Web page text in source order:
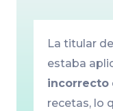
La titular
estaba
incorrecto
recetas, lo